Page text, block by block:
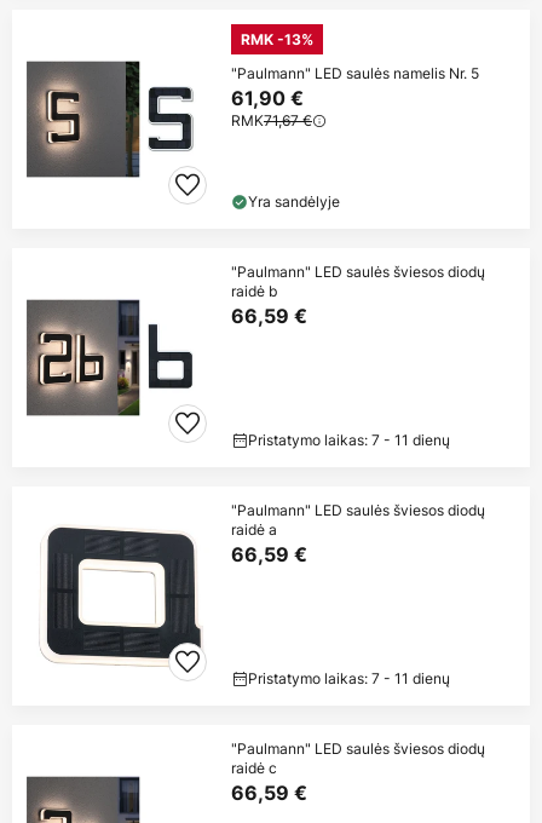
RMK -13%
"Paulmann" LED saulės namelis Nr. 5
61,90 €
RMK71,67 €
Yra sandėlyje
"Paulmann" LED saulės šviesos diodų
raidė b
66,59 €
Pristatymo laikas: 7 - 11 dienų
"Paulmann" LED saulės šviesos diodų
raidė a
66,59 €
Pristatymo laikas: 7 - 11 dienų
"Paulmann" LED saulės šviesos diodų
raidė c
66,59 €